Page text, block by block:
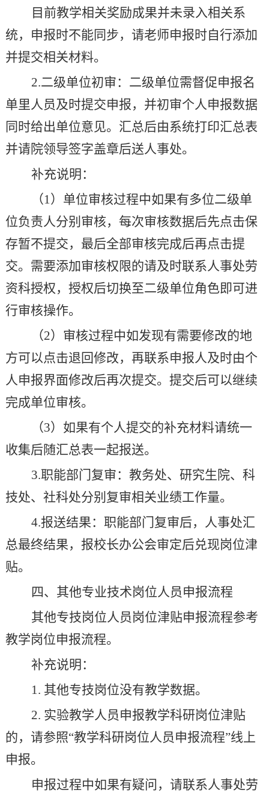
目前教学相关奖励成果并未录入相关系
统，申报时不能同步，请老师申报时自行添加
并提交相关材料。
2.二级单位初审：二级单位需督促申报名
单里人员及时提交申报，并初审个人申报数据
同时给出单位意见。汇总后由系统打印汇总表
并请院领导签字盖章后送人事处。
补充说明：
（1）单位审核过程中如果有多位二级单
位负责人分别审核，每次审核数据后先点击保
存暂不提交，最后全部审核完成后再点击提
交。需要添加审核权限的请及时联系人事处劳
资科授权，授权后切换至二级单位角色即可进
行审核操作。
（2）审核过程中如发现有需要修改的地
方可以点击退回修改，再联系申报人及时由个
人申报界面修改后再次提交。提交后可以继续
完成单位审核。
（3）如果有个人提交的补充材料请统一
收集后随汇总表一起报送。
3.职能部门复审：教务处、研究生院、科
技处、社科处分别复审相关业绩工作量。
4.报送结果：职能部门复审后，人事处汇
总最终结果， 报校长办公会审定后兑现岗位津
贴。
四、其他专业技术岗位人员申报流程
其他专技岗位人员岗位津贴申报流程参考
教学岗位申报流程。
补充说明：
1. 其他专技岗位没有教学数据。
2. 实验教学人员申报教学科研岗位津贴
的，请参照“教学科研岗位人员申报流程”线上
申报。
申报过程中如果有疑问，请联系人事处劳